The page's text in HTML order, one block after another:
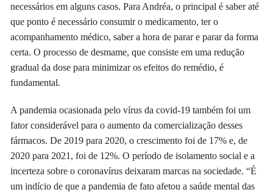
necessários em alguns casos. Para Andréa, o principal é saber até
que ponto é necessário consumir o medicamento, ter o
acompanhamento médico, saber a hora de parar e parar da forma
certa. O processo de desmame, que consiste em uma redução
gradual da dose para minimizar os efeitos do remédio, é
fundamental.
A pandemia ocasionada pelo vírus da covid-19 também foi um
fator considerável para o aumento da comercialização desses
fármacos. De 2019 para 2020, o crescimento foi de 17% e, de
2020 para 2021, foi de 12%. O período de isolamento social e a
incerteza sobre o coronavírus deixaram marcas na sociedade. “É
um indício de que a pandemia de fato afetou a saúde mental das